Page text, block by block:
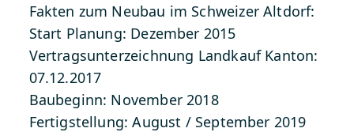
Fakten zum Neubau im Schweizer Altdorf:
Start Planung: Dezember 2015
Vertragsunterzeichnung Landkauf Kanton:
07.12.2017
Baubeginn: November 2018
Fertigstellung: August / September 2019